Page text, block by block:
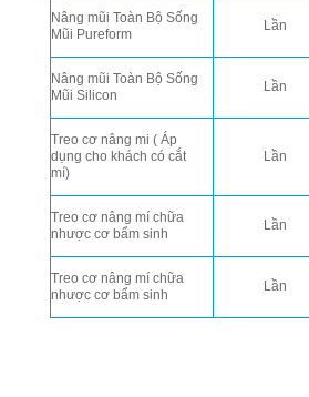
Nâng mũi Toàn Bộ Sống
Mũi Pureform
Lần
Nâng mũi Toàn Bộ Sống
Mũi Silicon
Lần
Treo cơ nâng mi ( Áp
dụng cho khách có cắt
mí)
Lần
Treo cơ nâng mí chữa
nhược cơ bẩm sinh
Lần
Treo cơ nâng mí chữa
nhược cơ bẩm sinh
Lần